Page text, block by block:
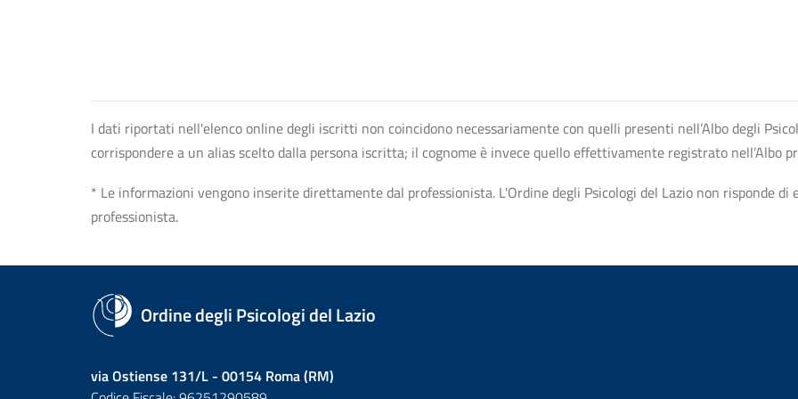
I dati riportati nell'elenco online degli iscritti non coincidono necessariamente con quelli presenti nell’Albo degli
corrispondere a un alias scelto dalla persona iscritta; il cognome è invece quello effettivamente registrato nell’Albo
* Le informazioni vengono inserite direttamente dal professionista. L'Ordine degli Psicologi del Lazio non risponde
professionista.
Ordine degli Psicologi del Lazio
via Ostiense 131/L - 00154 Roma (RM)